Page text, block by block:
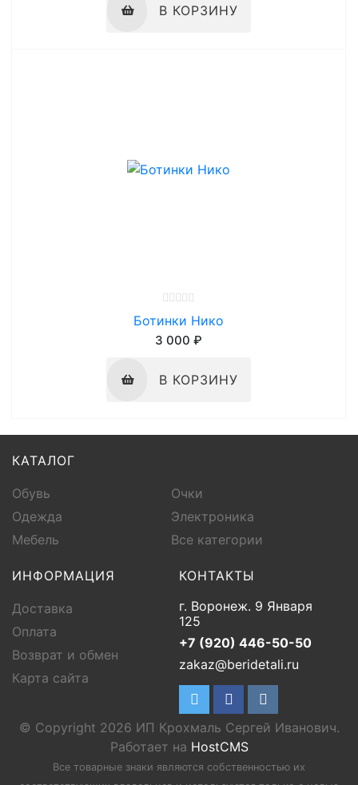
В КОРЗИНУ
Ботинки Нико
3 000 ₽
В КОРЗИНУ
КАТАЛОГ
Обувь
Очки
Одежда
Электроника
Мебель
Все категории
ИНФОРМАЦИЯ
Доставка
Оплата
Возврат и обмен
Карта сайта
КОНТАКТЫ
г. Воронеж. 9 Января
125
+7 (920) 446-50-50
zakaz@beridetali.ru
© Copyright 2026 ИП Крохмаль Сергей Иванович.
Работает на HostCMS
Все товарные знаки являются собственностью их